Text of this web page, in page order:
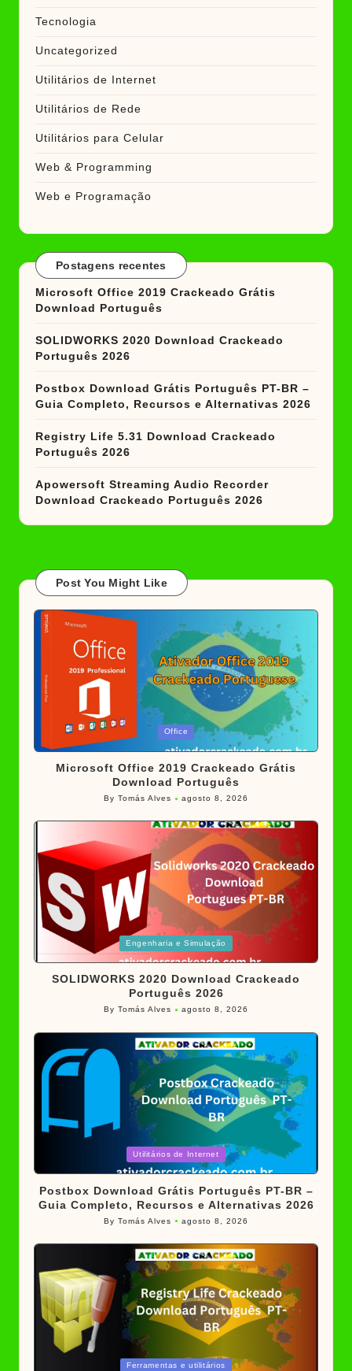
Tecnologia
Uncategorized
Utilitários de Internet
Utilitários de Rede
Utilitários para Celular
Web & Programming
Web e Programação
Postagens recentes
Microsoft Office 2019 Crackeado Grátis
Download Português
SOLIDWORKS 2020 Download Crackeado
Português 2026
Postbox Download Grátis Português PT-BR –
Guia Completo, Recursos e Alternativas 2026
Registry Life 5.31 Download Crackeado
Português 2026
Apowersoft Streaming Audio Recorder
Download Crackeado Português 2026
Post You Might Like
Posted
in
Office
Microsoft Office 2019 Crackeado Grátis
Download Português
Posted
ByTomás Alves agosto 8, 2026
Posted
Engenharia e Simulação
SOLIDWORKS 2020 Download Crackeado
Português 2026
Posted
ByTomás Alves agosto 8, 2026
Utilitários de Internet
Postbox Download Grátis Português PT-BR –
Guia Completo, Recursos e Alternativas 2026
Posted
ByTomás Alves agosto 8, 2026
Ferramentas e utilitários